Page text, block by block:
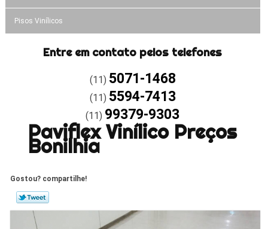
Pisos Vinílicos
Entre em contato pelos telefones
(11) 5071-1468
(11) 5594-7413
(11) 99379-9303
Paviflex Vinílico Preços
Bonilhia
Gostou? compartilhe!